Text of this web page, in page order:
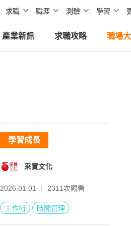
求職 職涯 測驗 學習
產業新訊 求職攻略 職場
學習成長
采實文化
2026.01.01 ｜ 2311次觀看
工作術 時間管理